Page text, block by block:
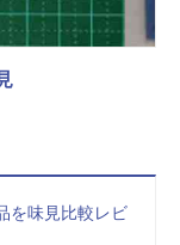
を味見比較レビ